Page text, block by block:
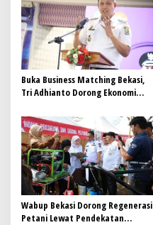
Buka Business Matching Bekasi,
Tri Adhianto Dorong Ekonomi
Wabup Bekasi Dorong Regenerasi
Petani Lewat Pendekatan